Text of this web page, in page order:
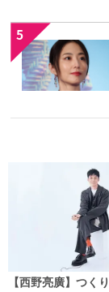
5
【西野亮廣】つく